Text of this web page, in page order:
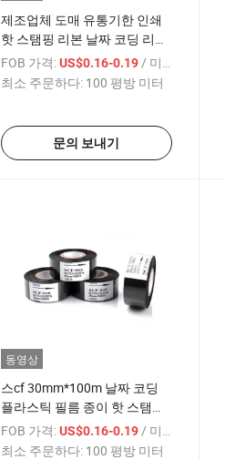
제조업체 도매 유통기한 인쇄
핫 스탬핑 리본 날짜 코딩 리본
Tto
FOB 가격: US$0.16-0.19/ 미터
최소 주문하다: 100 평방 미터
문의 보내기
동영상
스cf 30mm*100m 날짜 코딩
플라스틱 필름 종이 핫 스탬핑
포일
FOB 가격: US$0.16-0.19 / 미터
최소 주문하다: 100 평방 미터